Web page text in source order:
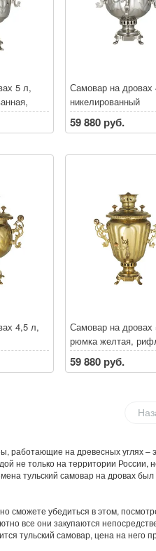
5 л,
Самовар на дровах
никелированный
59 880 руб.
4,5 л,
Самовар на дровах
рюмка желтая,
с витыми ручками
59 880 руб.
работающие на древесных углях
не только на территории России,
тульский самовар на дровах
сможете убедиться в этом,
все они закупаются
тульский самовар, цена на него